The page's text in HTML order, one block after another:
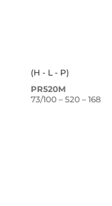
(H - L - P)
PR520M
73/100 – 520 – 168